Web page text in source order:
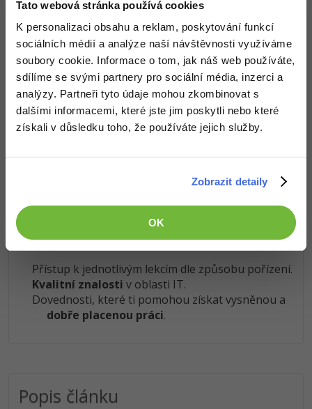
Tato webová stránka používá cookies
K personalizaci obsahu a reklam, poskytování funkcí
sociálních médií a analýze naší návštěvnosti využíváme
soubory cookie. Informace o tom, jak náš web používáte,
sdílíme se svými partnery pro sociální média, inzerci a
analýzy. Partneři tyto údaje mohou zkombinovat s
dalšími informacemi, které jste jim poskytli nebo které
získali v důsledku toho, že používáte jejich služby.
Zobrazit detaily
OK
Ostatní
Fórum
Znalosti v hodnotě stovek tisíc získáš za pár korun
Došel jsi až sem a to je super! Věříme, že ti první lekce
ukázaly něco nového a užitečného.
Chceš v kurzu pokračovat? Přejdi do prémiové sekce
, koupí článku souhlasíš
Co od nás v dalších lekcích dostaneš?
Přístup k jednotlivým lekcím dle způsobu pořízení.
Kvalitní znalosti v oblasti IT.
Dovednosti, které ti pomohou získat vysněnou a
dobře placenou práci.
Popis článku